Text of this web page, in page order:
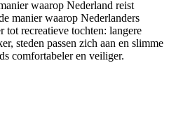
waarop Nederland reist
manier waarop Nederlanders
recreatieve tochten: langere
steden passen zich aan en slimme
comfortabeler en veiliger.